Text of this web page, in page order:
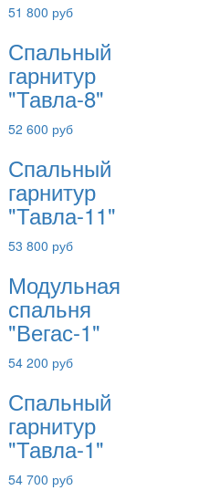
51 800 руб
Спальный
гарнитур
"Тавла-8"
52 600 руб
Спальный
гарнитур
"Тавла-11"
53 800 руб
Модульная
спальня
"Вегас-1"
54 200 руб
Спальный
гарнитур
"Тавла-1"
54 700 руб